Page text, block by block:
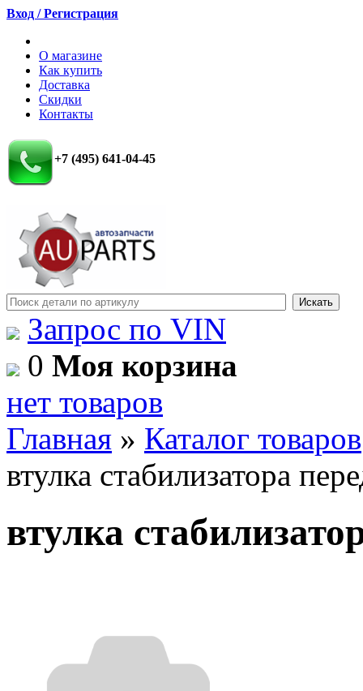
Вход / Регистрация
О магазине
Как купить
Доставка
Скидки
Контакты
+7 (495) 641-04-45
Запрос по VIN
0 Моя корзина
нет товаров
Главная » Каталог товаров
втулка стабилизатора
втулка